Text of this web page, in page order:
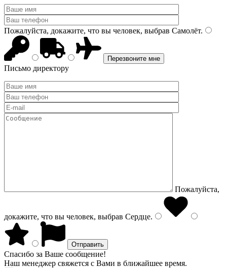
Пожалуйста, докажите, что вы человек, выбрав Самолёт.
Письмо директору
Пожалуйста,
докажите, что вы человек, выбрав Сердце.
Спасибо за Ваше сообщение!
Наш менеджер свяжется с Вами в ближайшее время.